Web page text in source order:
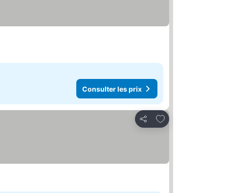
Consulter les prix
Partager
Ajouter à mes favoris